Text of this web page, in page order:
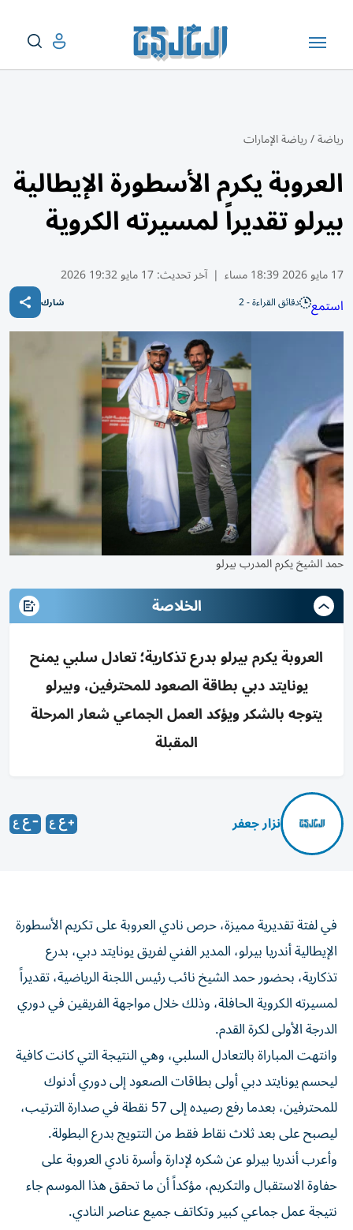
رياضة/رياضة الإمارات
العروبة يكرم الأسطورة الإيطالية
بيرلو تقديراً لمسيرته الكروية
17 مايو 2026 18:39 مساء | آخر تحديث:17 مايو 19:32 2026
استمع دقائق القراءة - 2 شارك
حمد الشيخ يكرم المدرب بيرلو
الخلاصة
العروبة يكرم بيرلو بدرع تذكارية؛ تعادل سلبي يمنح
يونايتد دبي بطاقة الصعود للمحترفين، وبيرلو
يتوجه بالشكر ويؤكد العمل الجماعي شعار المرحلة
المقبلة
نزار جعفر
في لفتة تقديرية مميزة، حرص نادي العروبة على تكريم الأسطورة
الإيطالية أندريا بيرلو، المدير الفني لفريق يونايتد دبي، بدرع
تذكارية، بحضور حمد الشيخ نائب رئيس اللجنة الرياضية، تقديراً
لمسيرته الكروية الحافلة، وذلك خلال مواجهة الفريقين في دوري
الدرجة الأولى لكرة القدم.
وانتهت المباراة بالتعادل السلبي، وهي النتيجة التي كانت كافية
ليحسم يونايتد دبي أولى بطاقات الصعود إلى دوري أدنوك
للمحترفين، بعدما رفع رصيده إلى 57 نقطة في صدارة الترتيب،
ليصبح على بعد ثلاث نقاط فقط من التتويج بدرع البطولة.
وأعرب أندريا بيرلو عن شكره لإدارة وأسرة نادي العروبة على
حفاوة الاستقبال والتكريم، مؤكداً أن ما تحقق هذا الموسم جاء
نتيجة عمل جماعي كبير وتكاتف جميع عناصر النادي.